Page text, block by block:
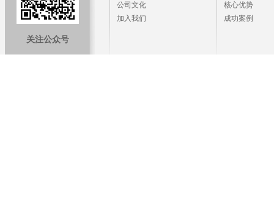
关注公众号
公司文化
加入我们
核心优势
成功案例